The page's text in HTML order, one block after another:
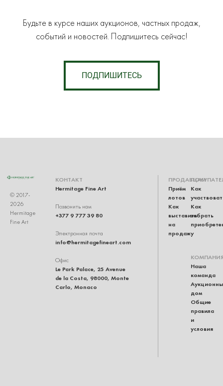
Будьте в курсе наших аукционов, частных продаж,
событий и новостей. Подпишитесь сейчас!
ПОДПИШИТЕСЬ
© 2017-
2026
Hermitage
Fine Art
КОНТАКТ
Hermitage Fine Art
Позвонить нам
+377 9 777 39 80
Электронная почта
info@hermitagefineart.com
Офис
Le Park Palace, 25 Avenue
de la Costa, 98000, Monte
Carlo, Monaco
ПРОДАВЦАМ
Приём
лотов
Как
выставить
на
продажу
Как
Как
забрать
Наша
команда
дом
Общие
правила
и
условия